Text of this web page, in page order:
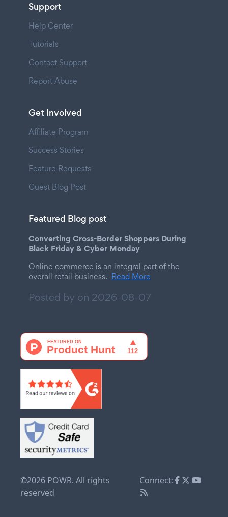
Support
Help Center
Tutorials
Contact Support
Report Abuse
Get Involved
Affiliate Program
Success Stories
Feature Requests
Guest Blog Post
Featured Blog post
Converting Cross-Border Shoppers During
Black Friday & Cyber Monday
Online commerce is an integral part of the
overall retail business. Read More
Posted by on 2026-08-07
©2026 POWR. All rights
reserved
Connect: